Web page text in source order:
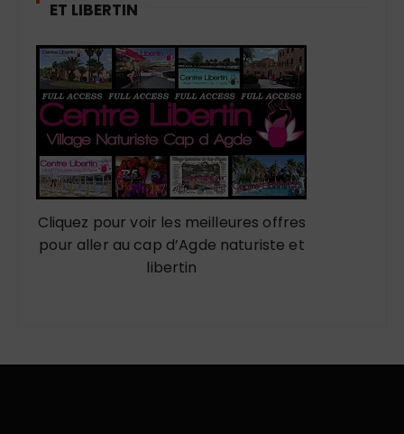
ET LIBERTIN
Cliquez pour voir les meilleures offres
pour aller au cap d’Agde naturiste et
libertin